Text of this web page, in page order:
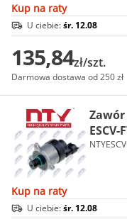
Kup na raty
U ciebie:śr. 12.08
135,84zł/szt.
Darmowa dostawa od 250 zł
ESCV-
Kup na raty
U ciebie:śr. 12.08